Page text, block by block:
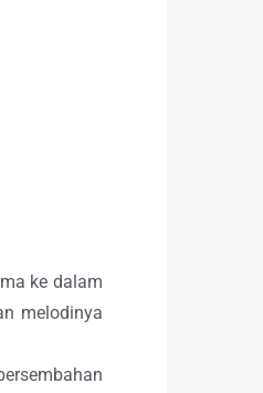
ke dalam
melodinya